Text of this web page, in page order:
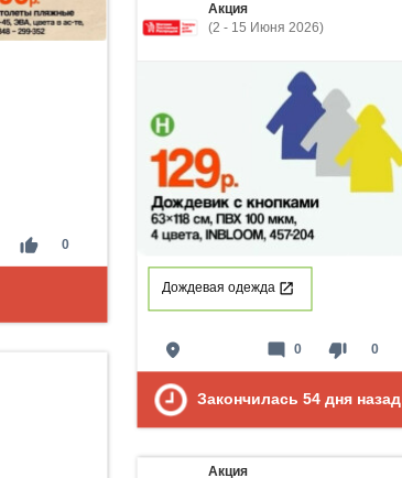
thumb_up 0
Акция
(2 - 15 Июня 2026)
Дождевая одежда
place thumb_down 0
mode_comment 0
Закончилась 54 дня назад
Акция